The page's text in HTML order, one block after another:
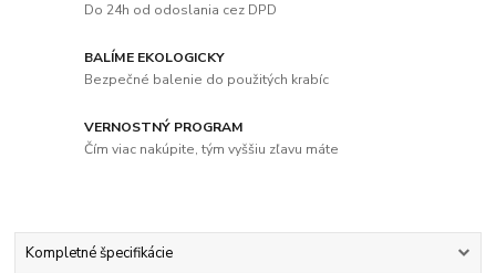
Do 24h od odoslania cez DPD
BALÍME EKOLOGICKY
Bezpečné balenie do použitých krabíc
VERNOSTNÝ PROGRAM
Čím viac nakúpite, tým vyššiu zľavu máte
Kompletné špecifikácie